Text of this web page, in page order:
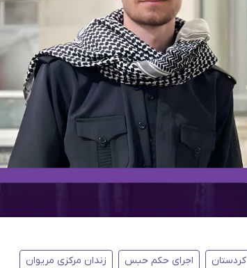
کردستان اجرای حکم حبس زندان مرکزی مریوان